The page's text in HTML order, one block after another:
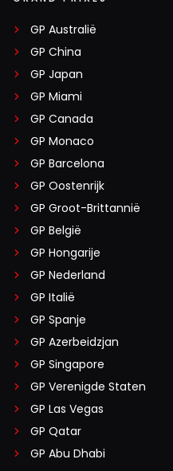
GP Australië
GP China
GP Japan
GP Miami
GP Canada
GP Monaco
GP Barcelona
GP Oostenrijk
GP Groot-Brittannië
GP België
GP Hongarije
GP Nederland
GP Italië
GP Spanje
GP Azerbeidzjan
GP Singapore
GP Verenigde Staten
GP Las Vegas
GP Qatar
GP Abu Dhabi